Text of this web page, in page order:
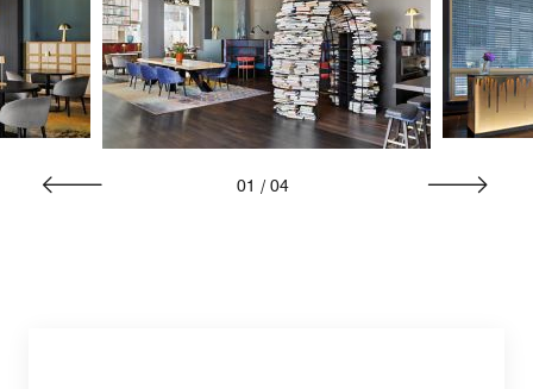
01 / 04